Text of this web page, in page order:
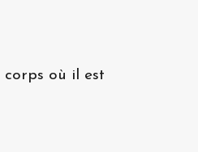
où il est